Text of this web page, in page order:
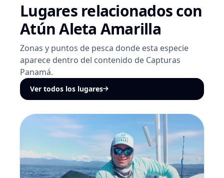
Lugares relacionados con
Atún Aleta Amarilla
Zonas y puntos de pesca donde esta especie
aparece dentro del contenido de Capturas
Panamá.
Ver todos los lugares